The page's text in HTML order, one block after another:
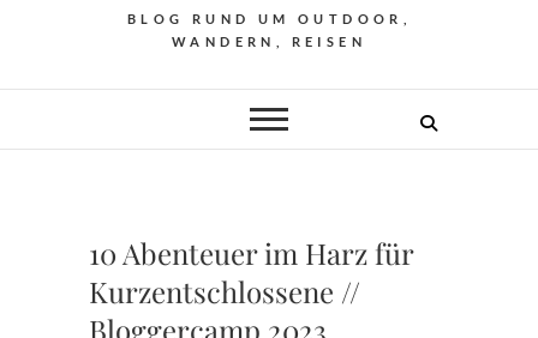
BLOG RUND UM OUTDOOR,
WANDERN, REISEN
10 Abenteuer im Harz für
Kurzentschlossene //
Bloggercamp 2023